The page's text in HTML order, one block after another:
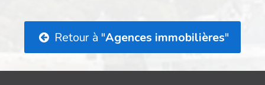
Retour à "Agences immobilières"